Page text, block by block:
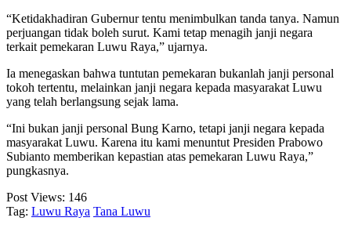
“Ketidakhadiran Gubernur tentu menimbulkan tanda tanya. Namun
perjuangan tidak boleh surut. Kami tetap menagih janji negara
terkait pemekaran Luwu Raya,” ujarnya.
Ia menegaskan bahwa tuntutan pemekaran bukanlah janji personal
tokoh tertentu, melainkan janji negara kepada masyarakat Luwu
yang telah berlangsung sejak lama.
“Ini bukan janji personal Bung Karno, tetapi janji negara kepada
masyarakat Luwu. Karena itu kami menuntut Presiden Prabowo
Subianto memberikan kepastian atas pemekaran Luwu Raya,”
pungkasnya.
Post Views: 146
Tag: Luwu Raya Tana Luwu